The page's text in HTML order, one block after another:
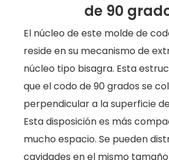
de 90
El núcleo de este molde de
reside en su mecanismo de
núcleo tipo bisagra. Esta
que el codo de 90 grados se
perpendicular a la superficie
Esta disposición es más
mucho espacio. Se pueden
cavidades en el mismo